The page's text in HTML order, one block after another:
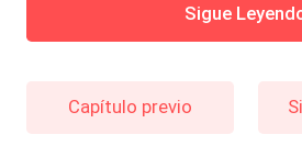
Sigue
Capítulo previo